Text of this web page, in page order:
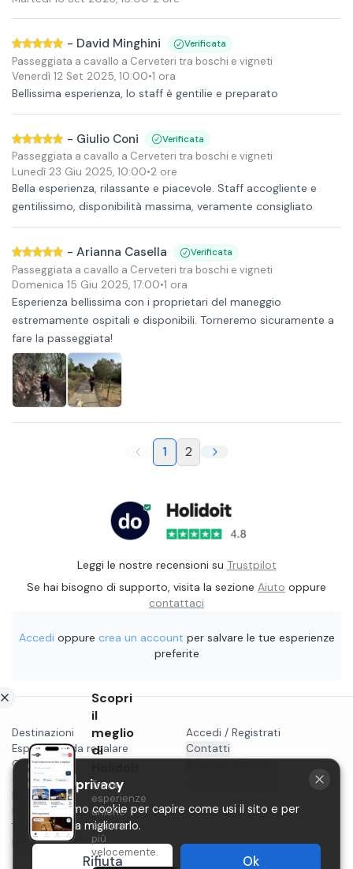
- David Minghini Verificata
Passeggiata a cavallo a Cerveteri tra boschi e vigneti
Venerdì 12 Set 2025, 10:00•1 ora
Bellissima esperienza, lo staff è gentilie e preparato
- Giulio Coni Verificata
Passeggiata a cavallo a Cerveteri tra boschi e vigneti
Lunedì 23 Giu 2025, 10:00•2 ore
Bella esperienza, rilassante e piacevole. Staff accogliente e
gentilissimo, disponibilità massima, veramente consigliato
- Arianna Casella Verificata
Passeggiata a cavallo a Cerveteri tra boschi e vigneti
Domenica 15 Giu 2025, 17:00•1 ora
Esperienza bellissima con i proprietari del maneggio
estremamente ospitali e disponibili. Torneremo sicuramente a
fare la passeggiata!
1 2
Leggi le nostre recensioni su Trustpilot
Se hai bisogno di supporto, visita la sezione Aiuto oppure
contattaci
Accedi oppure crea un account per salvare le tue esperienze
preferite
Destinazioni
Esperienze da regalare
Gift card
Cosa fare a...
Blog
Privacy
Termini
Instagram
Accedi / Registrati
Contatti
Scopri
il
meglio
di
Trova
esperienze
uniche
ancora
più
velocemente.
La tua privacy
Utilizziamo cookie per capire come usi il sito e per
aiutarci a migliorarlo.
Rifiuta Ok